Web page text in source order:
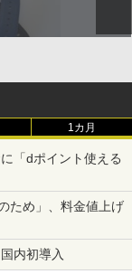
1カ月
「dポイント使える
ため」、料金値上げ
内初導入